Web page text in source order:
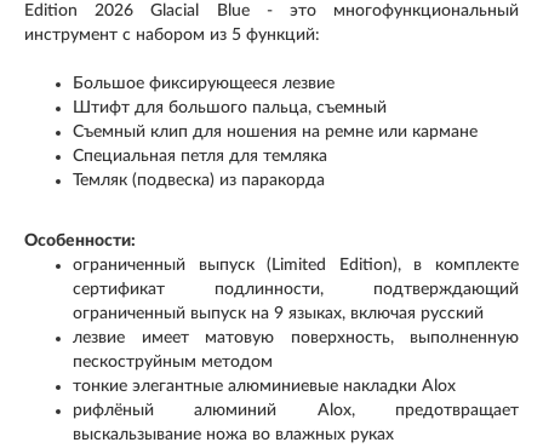
Edition 2026 Glacial Blue - это многофункциональный
инструмент с набором из 5 функций:
Большое фиксирующееся лезвие
Штифт для большого пальца, съемный
Съемный клип для ношения на ремне или кармане
Специальная петля для темляка
Темляк (подвеска) из паракорда
Особенности:
ограниченный выпуск (Limited Edition), в комплекте
сертификат подлинности, подтверждающий
ограниченный выпуск на 9 языках, включая русский
лезвие имеет матовую поверхность, выполненную
пескоструйным методом
тонкие элегантные алюминиевые накладки Alox
рифлёный алюминий Alox, предотвращает
выскальзывание ножа во влажных руках